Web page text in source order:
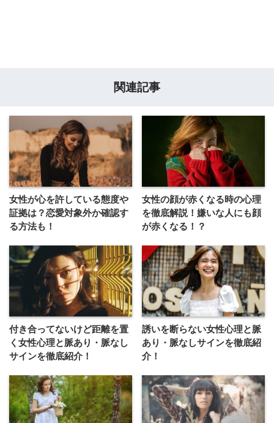
関連記事
女性が心を許している態度や
証拠は？恋愛対象外か確認す
る方法も！
女性の顔が赤くなる時の心理
を徹底解説！嫌いな人にも顔
が赤くなる！？
付き合ってないけど距離を置
く女性心理と脈あり・脈なし
サインを徹底紹介！
誘いを断らない女性心理と脈
あり・脈なしサインを徹底紹
介！